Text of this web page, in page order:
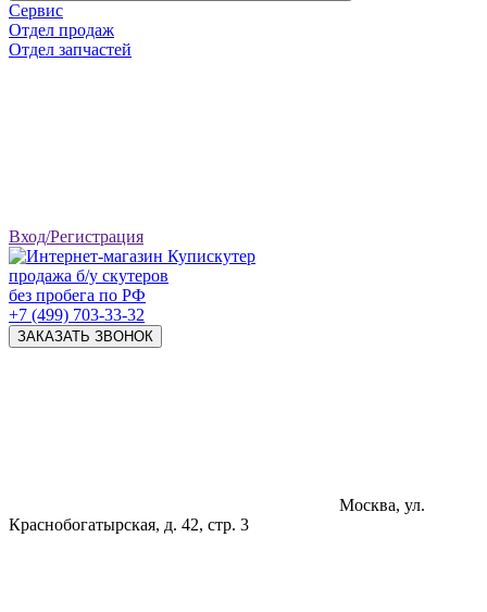
Сервис
Отдел продаж
Отдел запчастей
Вход/Регистрация
продажа б/у скутеров
без пробега по РФ
+7 (499) 703-33-32
ЗАКАЗАТЬ ЗВОНОК
Москва, ул.
Краснобогатырская, д. 42, стр. 3